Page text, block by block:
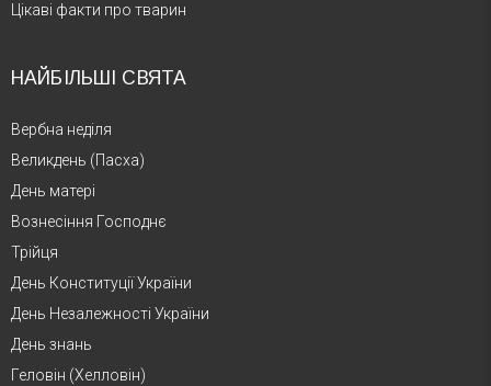
Цікаві факти про тварин
НАЙБІЛЬШІ СВЯТА
Вербна неділя
Великдень (Пасха)
День матері
Вознесіння Господнє
Трійця
День Конституції України
День Незалежності України
День знань
Геловін (Хелловін)